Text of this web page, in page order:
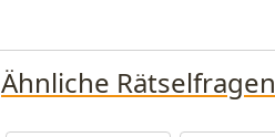
Ähnliche Rätselfragen